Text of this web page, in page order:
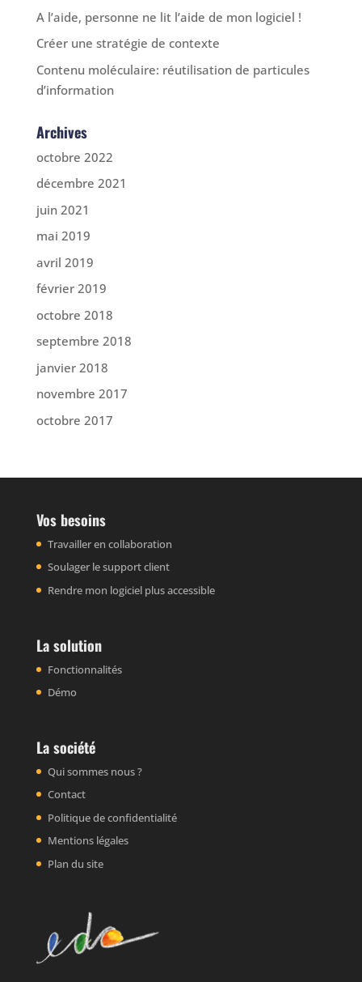
A l’aide, personne ne lit l’aide de mon logiciel !
Créer une stratégie de contexte
Contenu moléculaire: réutilisation de particules
d’information
Archives
octobre 2022
décembre 2021
juin 2021
mai 2019
avril 2019
février 2019
octobre 2018
septembre 2018
janvier 2018
novembre 2017
octobre 2017
Vos besoins
Travailler en collaboration
Soulager le support client
Rendre mon logiciel plus accessible
La solution
Fonctionnalités
Démo
La société
Qui sommes nous ?
Contact
Politique de confidentialité
Mentions légales
Plan du site